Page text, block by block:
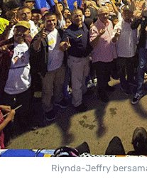
Riynda-Jeffry